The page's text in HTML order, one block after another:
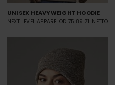
UNISEX HEAVYWEIGHT HOODIE
NEXT LEVEL APPARELOD 75.89 ZŁ NETTO